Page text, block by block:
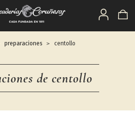
preparaciones centollo
de centollo